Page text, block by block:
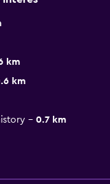
km
km
0.7 km